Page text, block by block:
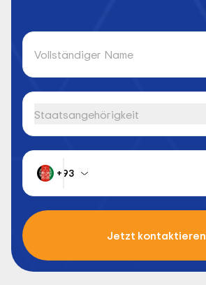
Vollständiger Name
Staatsangehörigkeit
+93
Jetzt kontaktieren